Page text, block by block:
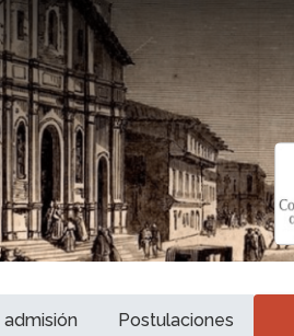
Tecnología de
Postulaciones